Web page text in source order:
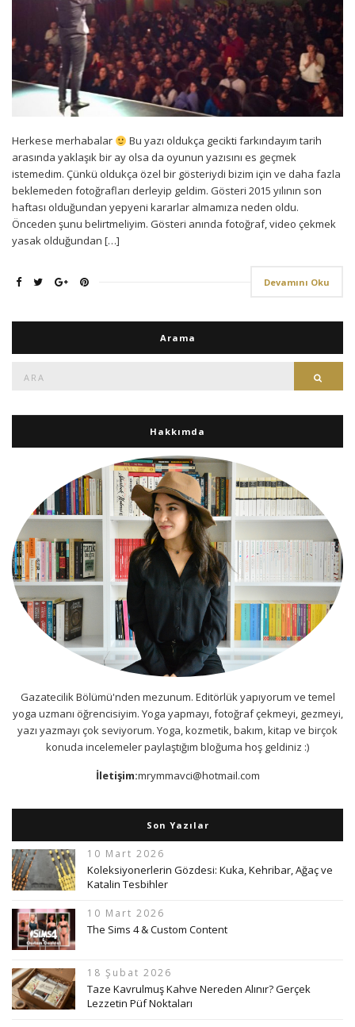
Herkese merhabalar
Bu yazı oldukça gecikti farkındayım tarih
arasında yaklaşık bir ay olsa da oyunun yazısını es geçmek
istemedim. Çünkü oldukça özel bir gösteriydi bizim için ve daha fazla
beklemeden fotoğrafları derleyip geldim. Gösteri 2015 yılının son
haftası olduğundan yepyeni kararlar almamıza neden oldu.
Önceden şunu belirtmeliyim. Gösteri anında fotoğraf, video çekmek
yasak olduğundan […]
Devamını Oku
Arama
Hakkımda
Gazatecilik Bölümü'nden mezunum. Editörlük yapıyorum ve temel
yoga uzmanı öğrencisiyim. Yoga yapmayı, fotoğraf çekmeyi, gezmeyi,
yazı yazmayı çok seviyorum. Yoga, kozmetik, bakım, kitap ve birçok
konuda incelemeler paylaştığım bloğuma hoş geldiniz :)
İletişim:mrymmavci@hotmail.com
Son Yazılar
10 Mart 2026
Koleksiyonerlerin Gözdesi: Kuka, Kehribar, Ağaç ve
Katalin Tesbihler
10 Mart 2026
The Sims 4 & Custom Content
18 Şubat 2026
Taze Kavrulmuş Kahve Nereden Alınır? Gerçek
Lezzetin Püf Noktaları